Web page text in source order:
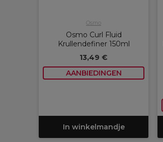
Osmo
Osmo Curl Fluid
Krullendefiner 150ml
13,49 €
AANBIEDINGEN
In winkelmandje